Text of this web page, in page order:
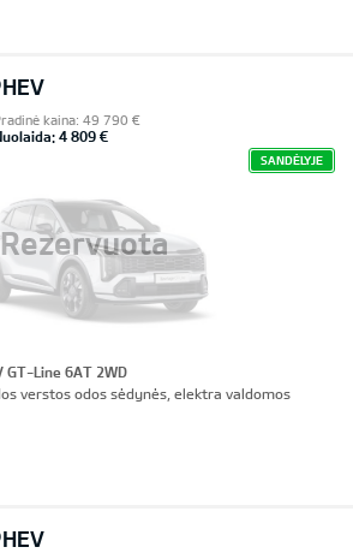
Rezervuota
kaina: 49 790 €
4 809 €
SANDĖLYJE
GT-Line 6AT 2WD
verstos odos sėdynės, elektra valdomos